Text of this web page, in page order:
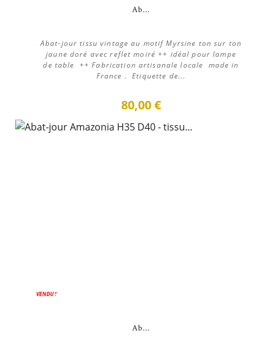
Ab...
Abat-jour tissu vintage au motif Myrsine ton sur ton
jaune doré avec reflet moiré ++ idéal pour lampe
de table ++ Fabrication artisanale locale made in
France . Etiquette de...
80,00 €
VENDU !
Ab...